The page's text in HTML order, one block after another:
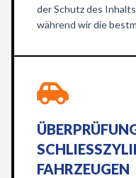
der Schutz des
während wir die
AHRZEUGEN